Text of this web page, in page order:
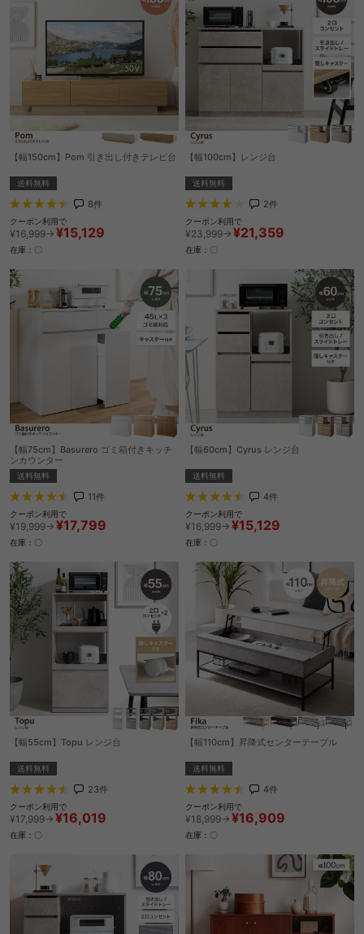
【幅150cm】Pom 引き出し付きテレビ台
送料無料
8件
クーポン利用で
¥16,999→ ¥15,129
在庫：〇
【幅100cm】レンジ台
送料無料
2件
クーポン利用で
¥23,999→ ¥21,359
在庫：〇
【幅75cm】Basurero ゴミ箱付きキッチ
ンカウンター
送料無料
11件
クーポン利用で
¥19,999→ ¥17,799
在庫：〇
【幅60cm】Cyrus レンジ台
送料無料
4件
クーポン利用で
¥16,999→ ¥15,129
在庫：〇
【幅55cm】Topu レンジ台
送料無料
23件
クーポン利用で
¥17,999→ ¥16,019
在庫：〇
【幅110cm】昇降式センターテーブル
送料無料
4件
クーポン利用で
¥18,999→ ¥16,909
在庫：〇